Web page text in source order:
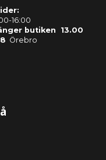
16:00
butiken 13.00
Örebro